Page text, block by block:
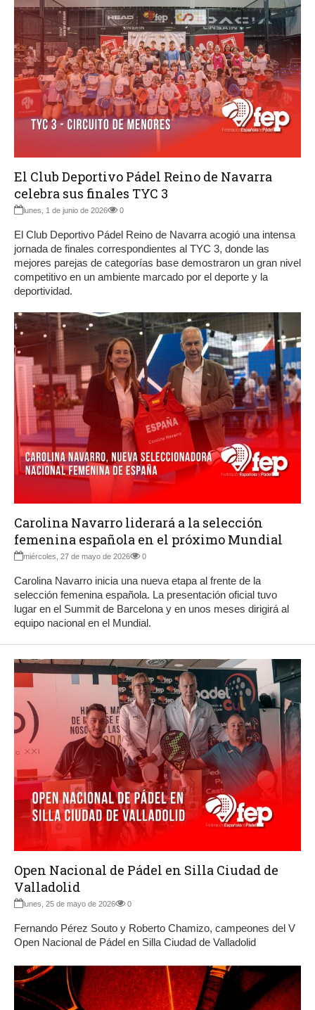
El Club Deportivo Pádel Reino de Navarra
celebra sus finales TYC 3
lunes, 1 de junio de 2026 0
El Club Deportivo Pádel Reino de Navarra acogió una intensa
jornada de finales correspondientes al TYC 3, donde las
mejores parejas de categorías base demostraron un gran nivel
competitivo en un ambiente marcado por el deporte y la
deportividad.
Carolina Navarro liderará a la selección
femenina española en el próximo Mundial
miércoles, 27 de mayo de 2026 0
Carolina Navarro inicia una nueva etapa al frente de la
selección femenina española. La presentación oficial tuvo
lugar en el Summit de Barcelona y en unos meses dirigirá al
equipo nacional en el Mundial.
Open Nacional de Pádel en Silla Ciudad de
Valladolid
lunes, 25 de mayo de 2026 0
Fernando Pérez Souto y Roberto Chamizo, campeones del V
Open Nacional de Pádel en Silla Ciudad de Valladolid